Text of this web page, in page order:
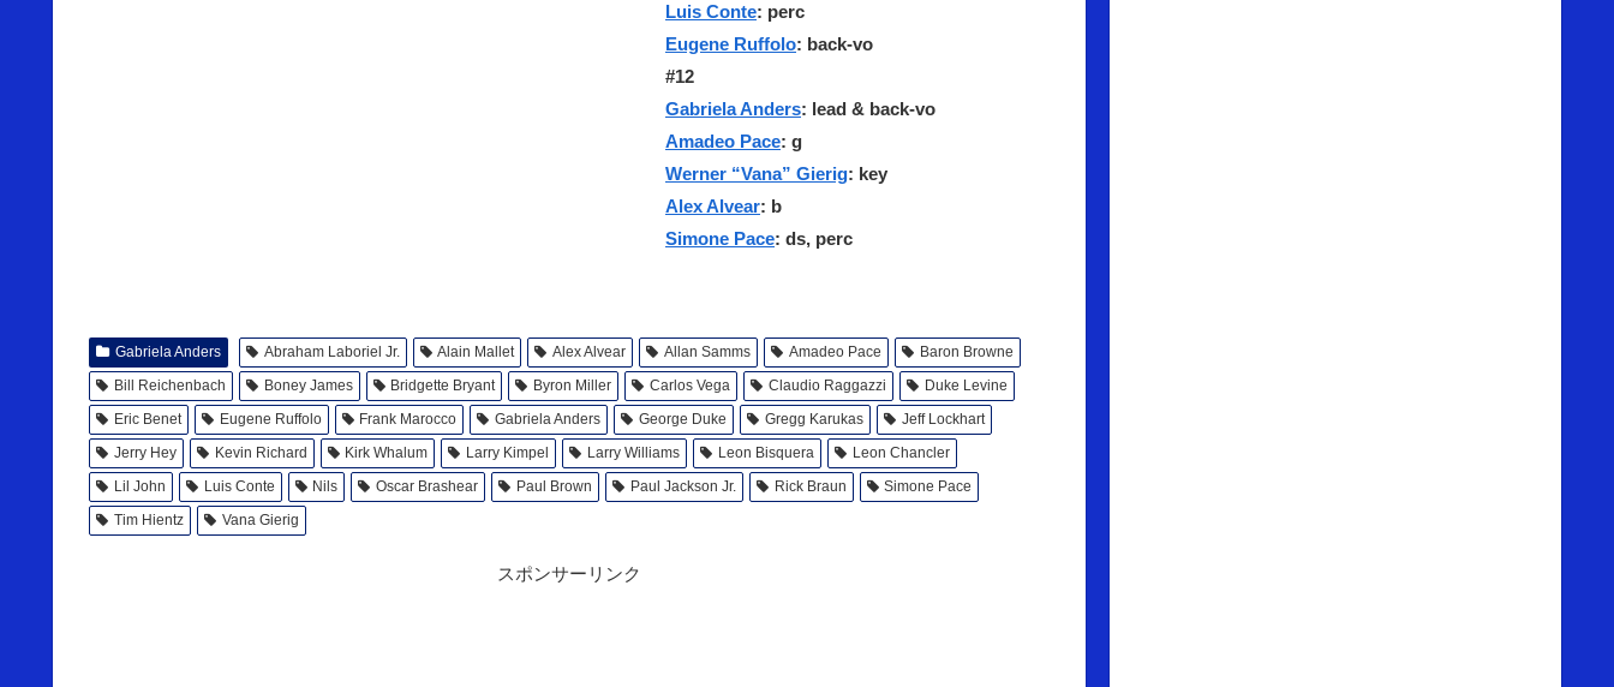
Luis Conte: perc
Eugene Ruffolo: back-vo
#12
Gabriela Anders: lead & back-vo
Amadeo Pace: g
Werner “Vana” Gierig: key
Alex Alvear: b
Simone Pace: ds, perc
Gabriela Anders Abraham Laboriel Jr. Alain Mallet Alex Alvear Allan Samms Amadeo Pace
Baron Browne
Bill Reichenbach
Boney James Bridgette Bryant Byron Miller Carlos Vega Claudio Raggazzi
Duke Levine
Eric Benet
Eugene Ruffolo Frank Marocco Gabriela Anders George Duke Gregg Karukas
Jeff Lockhart
Jerry Hey
Kevin Richard Kirk Whalum Larry Kimpel Larry Williams Leon Bisquera
Leon Chancler
Lil John
Luis Conte Nils Oscar Brashear Paul Brown Paul Jackson Jr. Rick Braun
Simone Pace
Tim Hientz
Vana Gierig
スポンサーリンク